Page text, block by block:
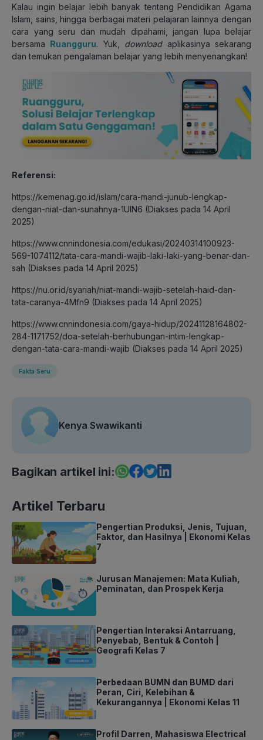
Kalau ingin belajar lebih banyak tentang Pendidikan Agama
Islam, sains, hingga berbagai materi pelajaran lainnya dengan
cara yang seru dan mudah dipahami, jangan lupa belajar
bersama Ruangguru. Yuk, downloadaplikasinya sekarang
dan temukan pengalaman belajar yang lebih menyenangkan!
Referensi:
https://kemenag.go.id/islam/cara-mandi-junub-lengkap-
dengan-niat-dan-sunahnya-1UIN6 (Diakses pada 14 April
2025)
https://www.cnnindonesia.com/edukasi/20240314100923-
569-1074112/tata-cara-mandi-wajib-laki-laki-yang-benar-dan-
sah (Diakses pada 14 April 2025)
https://nu.or.id/syariah/niat-mandi-wajib-setelah-haid-dan-
tata-caranya-4Mfn9 (Diakses pada 14 April 2025)
https://www.cnnindonesia.com/gaya-hidup/20241128164802-
284-1171752/doa-setelah-berhubungan-intim-lengkap-
dengan-tata-cara-mandi-wajib (Diakses pada 14 April 2025)
Fakta Seru
Kenya Swawikanti
Bagikan artikel ini:
Artikel Terbaru
Pengertian Produksi, Jenis, Tujuan,
Faktor, dan Hasilnya | Ekonomi Kelas
7
Jurusan Manajemen: Mata Kuliah,
Peminatan, dan Prospek Kerja
Pengertian Interaksi Antarruang,
Penyebab, Bentuk & Contoh |
Geografi Kelas 7
Perbedaan BUMN dan BUMD dari
Peran, Ciri, Kelebihan &
Kekurangannya | Ekonomi Kelas 11
Profil Darren, Mahasiswa Electrical